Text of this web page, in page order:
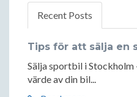
Recent Posts
Tips för att sälja en
Sälja sportbil i Stockholm
värde av din bil...